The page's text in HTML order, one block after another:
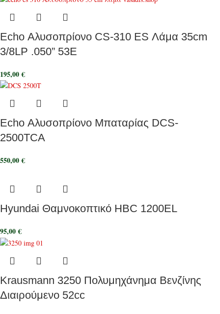
Echo Αλυσοπρίονο CS-310 ES Λάμα 35cm
3/8LP .050” 53E
195,00€
Echo Αλυσοπρίονο Μπαταρίας DCS-
2500TCA
550,00€
Hyundai Θαμνοκοπτικό HBC 1200EL
95,00€
Krausmann 3250 Πολυμηχάνημα Βενζίνης
Διαιρούμενο 52cc